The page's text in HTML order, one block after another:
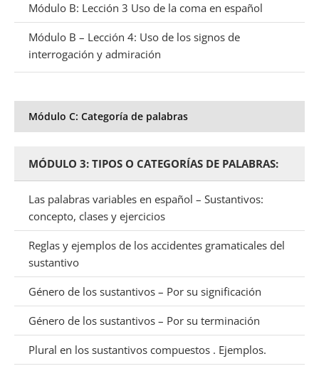
Módulo B: Lección 3 Uso de la coma en español
Módulo B – Lección 4: Uso de los signos de
interrogación y admiración
Módulo C: Categoría de palabras
MÓDULO 3: TIPOS O CATEGORÍAS DE PALABRAS:
Las palabras variables en español – Sustantivos:
concepto, clases y ejercicios
Reglas y ejemplos de los accidentes gramaticales del
sustantivo
Género de los sustantivos – Por su significación
Género de los sustantivos – Por su terminación
Plural en los sustantivos compuestos . Ejemplos.